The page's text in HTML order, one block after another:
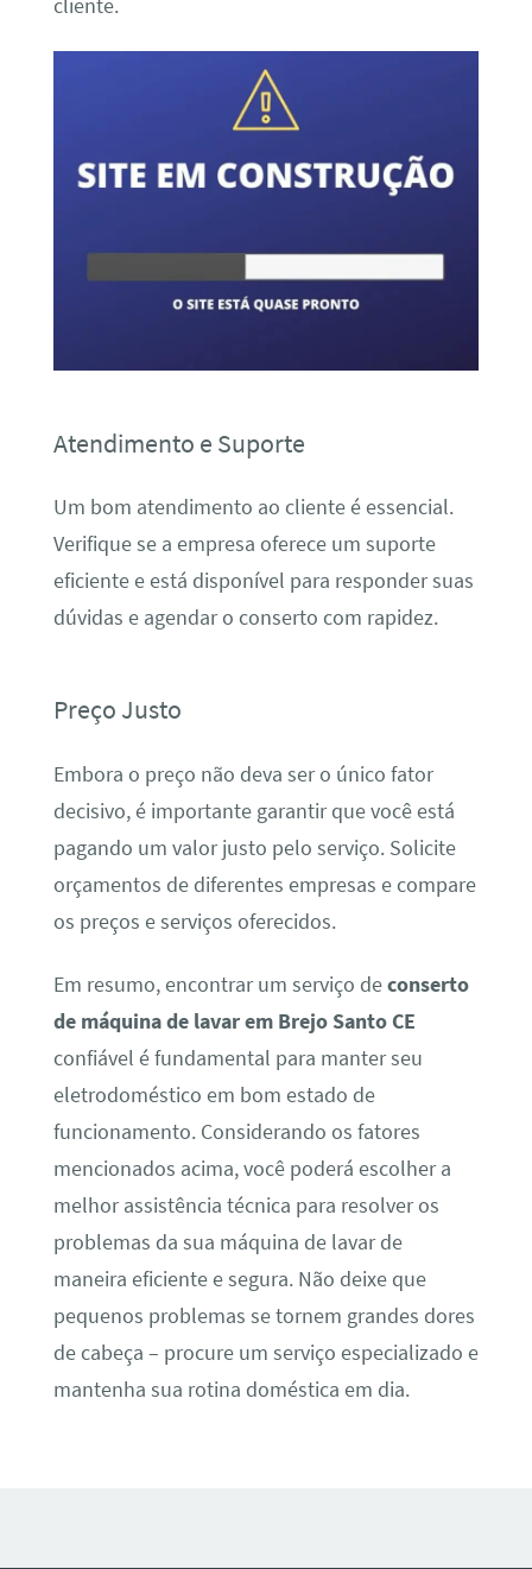
cliente.
Atendimento e Suporte
Um bom atendimento ao cliente é essencial.
Verifique se a empresa oferece um suporte
eficiente e está disponível para responder suas
dúvidas e agendar o conserto com rapidez.
Preço Justo
Embora o preço não deva ser o único fator
decisivo, é importante garantir que você está
pagando um valor justo pelo serviço. Solicite
orçamentos de diferentes empresas e compare
os preços e serviços oferecidos.
Em resumo, encontrar um serviço deconserto
de máquina de lavar em Brejo Santo CE
confiável é fundamental para manter seu
eletrodoméstico em bom estado de
funcionamento. Considerando os fatores
mencionados acima, você poderá escolher a
melhor assistência técnica para resolver os
problemas da sua máquina de lavar de
maneira eficiente e segura. Não deixe que
pequenos problemas se tornem grandes dores
de cabeça – procure um serviço especializado e
mantenha sua rotina doméstica em dia.